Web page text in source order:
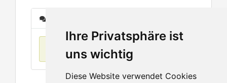
Ihre Privatsphäre ist
uns wichtig
Diese Website verwendet Cookies
Keine Einträge